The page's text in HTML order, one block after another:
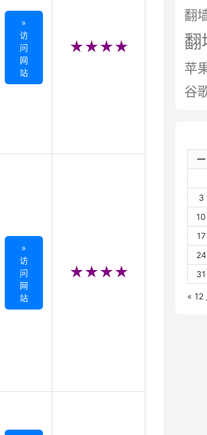
»
访
问
网
站
★★★★
»
访
问
网
站
★★★★
翻
翻
苹
谷
一
3
10
17
24
31
« 12